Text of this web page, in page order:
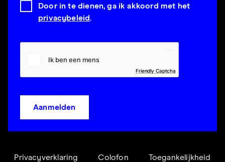
Door in te dienen, ga ik akkoord met het
privacybeleid.
Friendly Captcha
Aanmelden
Privacyverklaring Colofon Toegankelijkheid